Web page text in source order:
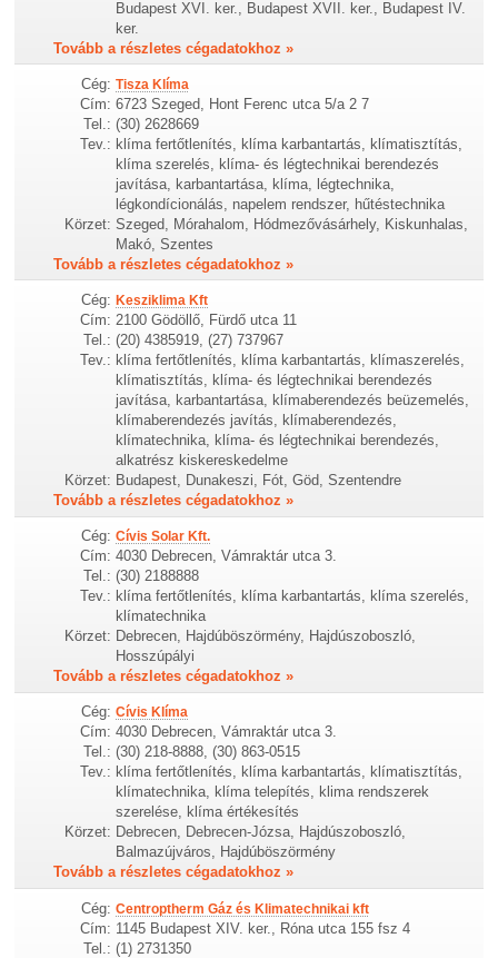
Budapest XVI. ker., Budapest XVII. ker., Budapest IV.
ker.
Tovább a részletes cégadatokhoz »
Cég: Tisza Klíma
Cím: 6723 Szeged, Hont Ferenc utca 5/a 2 7
Tel.: (30) 2628669
Tev.: klíma fertőtlenítés, klíma karbantartás, klímatisztítás,
klíma szerelés, klíma- és légtechnikai berendezés
javítása, karbantartása, klíma, légtechnika,
légkondícionálás, napelem rendszer, hűtéstechnika
Körzet: Szeged, Mórahalom, Hódmezővásárhely, Kiskunhalas,
Makó, Szentes
Tovább a részletes cégadatokhoz »
Cég: Kesziklima Kft
Cím: 2100 Gödöllő, Fürdő utca 11
Tel.: (20) 4385919, (27) 737967
Tev.: klíma fertőtlenítés, klíma karbantartás, klímaszerelés,
klímatisztítás, klíma- és légtechnikai berendezés
javítása, karbantartása, klímaberendezés beüzemelés,
klímaberendezés javítás, klímaberendezés,
klímatechnika, klíma- és légtechnikai berendezés,
alkatrész kiskereskedelme
Körzet: Budapest, Dunakeszi, Fót, Göd, Szentendre
Tovább a részletes cégadatokhoz »
Cég: Cívis Solar Kft.
Cím: 4030 Debrecen, Vámraktár utca 3.
Tel.: (30) 2188888
Tev.: klíma fertőtlenítés, klíma karbantartás, klíma szerelés,
klímatechnika
Körzet: Debrecen, Hajdúböszörmény, Hajdúszoboszló,
Hosszúpályi
Tovább a részletes cégadatokhoz »
Cég: Cívis Klíma
Cím: 4030 Debrecen, Vámraktár utca 3.
Tel.: (30) 218-8888, (30) 863-0515
Tev.: klíma fertőtlenítés, klíma karbantartás, klímatisztítás,
klímatechnika, klíma telepítés, klima rendszerek
szerelése, klíma értékesítés
Körzet: Debrecen, Debrecen-Józsa, Hajdúszoboszló,
Balmazújváros, Hajdúböszörmény
Tovább a részletes cégadatokhoz »
Cég: Centroptherm Gáz és Klimatechnikai kft
Cím: 1145 Budapest XIV. ker., Róna utca 155 fsz 4
Tel.: (1) 2731350